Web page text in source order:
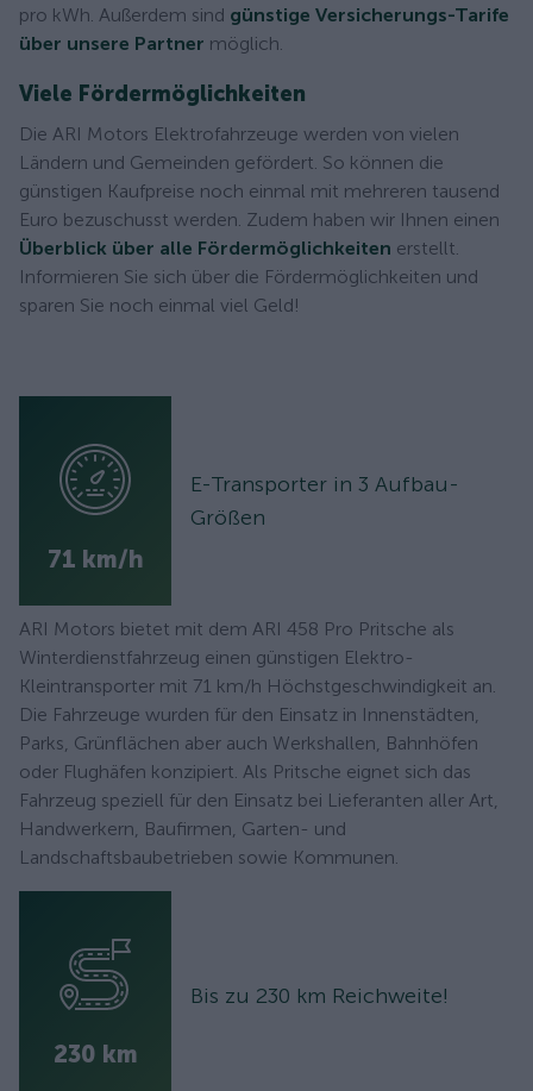
pro kWh. Außerdem sind günstige Versicherungs-Tarife
über unsere Partner möglich.
Viele Fördermöglichkeiten
Die ARI Motors Elektrofahrzeuge werden von vielen
Ländern und Gemeinden gefördert. So können die
günstigen Kaufpreise noch einmal mit mehreren tausend
Euro bezuschusst werden. Zudem haben wir Ihnen einen
Überblick über alle Fördermöglichkeiten erstellt.
Informieren Sie sich über die Fördermöglichkeiten und
sparen Sie noch einmal viel Geld!
71 km/h
E-Transporter in 3 Aufbau-
Größen
ARI Motors bietet mit dem ARI 458 Pro Pritsche als
Winterdienstfahrzeug einen günstigen Elektro-
Kleintransporter mit 71 km/h Höchstgeschwindigkeit an.
Die Fahrzeuge wurden für den Einsatz in Innenstädten,
Parks, Grünflächen aber auch Werkshallen, Bahnhöfen
oder Flughäfen konzipiert. Als Pritsche eignet sich das
Fahrzeug speziell für den Einsatz bei Lieferanten aller Art,
Handwerkern, Baufirmen, Garten- und
Landschaftsbaubetrieben sowie Kommunen.
230 km
Bis zu 230 km Reichweite!